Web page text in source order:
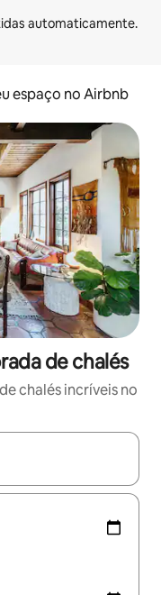
espaço no Airbnb
de chalés
chalés incríveis no
explore-os